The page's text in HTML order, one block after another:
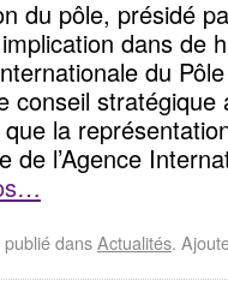
du pôle, présidé
dans de
du
conseil
la
de l’Agence
dansActualités.